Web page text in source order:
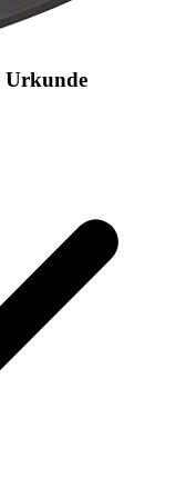
Urkunde